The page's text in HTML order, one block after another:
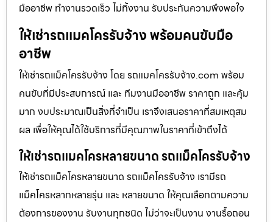
มืออาชีพ ทำงานรวดเร็ว ไม่ทิ้งงาน รับประกันความพึงพอใจ
ให้เช่ารถแมคโครรับจ้าง พร้อมคนขับมือ
อาชีพ
ให้เช่ารถแม็คโครรับจ้าง โดย รถแมคโครรับจ้าง.com พร้อม
คนขับที่มีประสบการณ์ และ ทีมงานมืออาชีพ ราคาถูก และคุ้ม
มาก งบประมาณเป็นสิ่งที่จำเป็น เราจึงเสนอราคาที่สมเหตุสม
ผล เพื่อให้คุณได้ใช้บริการที่มีคุณภาพในราคาที่เข้าถึงได้
ให้เช่ารถแมคโครหลายขนาด รถแม็คโครรับจ้าง
ให้เช่ารถแม็คโครหลายขนาด รถแม็คโครรับจ้าง เรามีรถ
แม็คโครหลากหลายรุ่น และ หลายขนาด ให้คุณเลือกตามความ
ต้องการของงาน รับงานทุกชนิด ไม่ว่าจะเป็นงาน งานรื้อถอน